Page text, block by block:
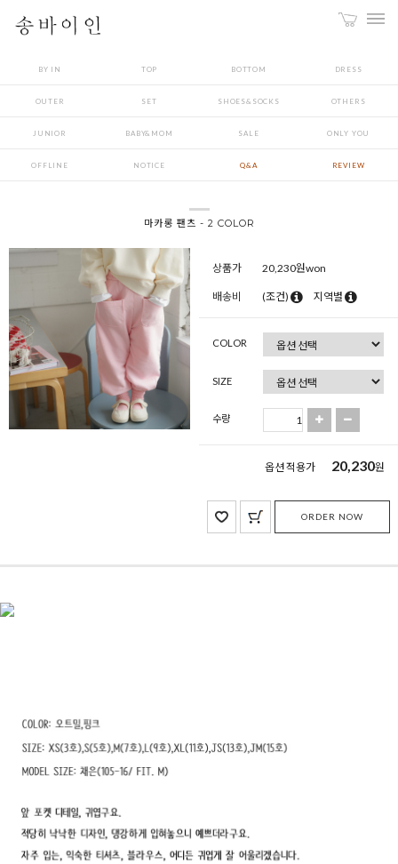
BY IN TOP BOTTOM DRESS
OUTER SET SHOES&SOCKS OTHERS
JUNIOR BABY&MOM SALE ONLY YOU
OFFLINE NOTICE Q&A REVIEW
마카롱 팬츠 - 2 COLOR
상품가 20,230원won
배송비 (조건) 지역별
COLOR
SIZE
수량
옵션 적용가 20,230원
ORDER NOW